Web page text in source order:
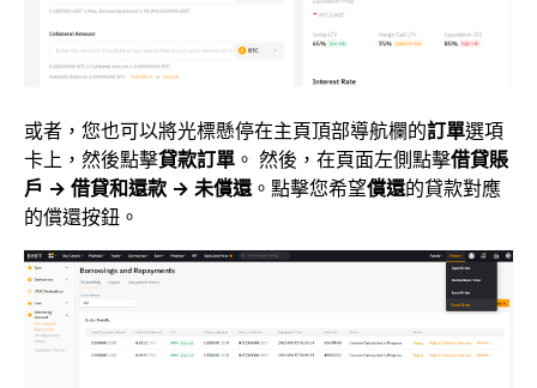
或者，您也可以將光標懸停在主頁頂部導航欄的訂單選項
卡上，然後點擊貸款訂單 。 然後，在頁面左側點擊借貸賬
戶 → 借貸和還款 → 未償還。點擊您希望償還的貸款對應
的償還按鈕。